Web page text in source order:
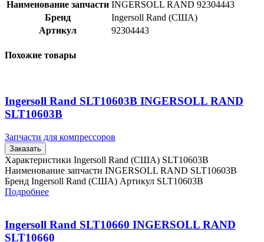
Наименование запчасти INGERSOLL RAND 92304443
Бренд
Ingersoll Rand (США)
Артикул
92304443
Похожие товары
Ingersoll Rand SLT10603B INGERSOLL RAND
SLT10603B
Запчасти для компрессоров
Заказать
Характеристики Ingersoll Rand (США) SLT10603B
Наименование запчасти INGERSOLL RAND SLT10603B
Бренд Ingersoll Rand (США) Артикул SLT10603B
Подробнее
Ingersoll Rand SLT10660 INGERSOLL RAND
SLT10660